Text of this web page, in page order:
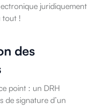
juridiquement
tout !
des
point : un DRH
de signature d’un